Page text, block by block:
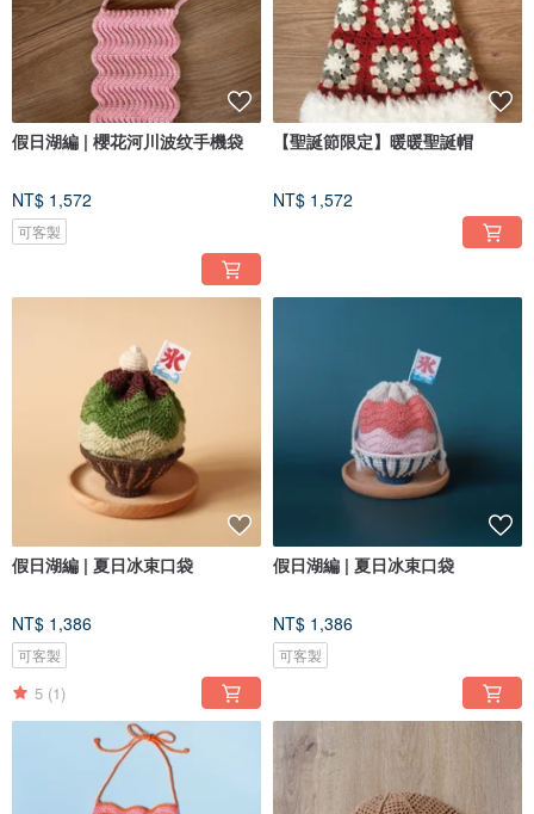
假日湖編 | 櫻花河川波纹手機袋
NT$ 1,572
可客製
【聖誕節限定】暖暖聖誕帽
NT$ 1,572
假日湖編 | 夏日冰束口袋
NT$ 1,386
可客製
5 (1)
假日湖編 | 夏日冰束口袋
NT$ 1,386
可客製